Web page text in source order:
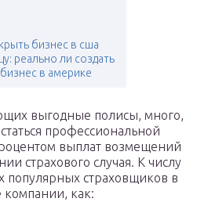
бизнес в сша
реально ли создать
в америке
выгодные полисы, много,
профессиональной
выплат возмещений
страхового случая. К числу
популярных страховщиков в
компании, как: